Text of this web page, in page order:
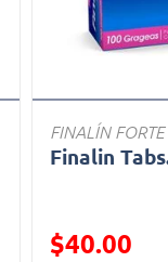
FINALÍN FORTE
Finalin
Precio
$40.00